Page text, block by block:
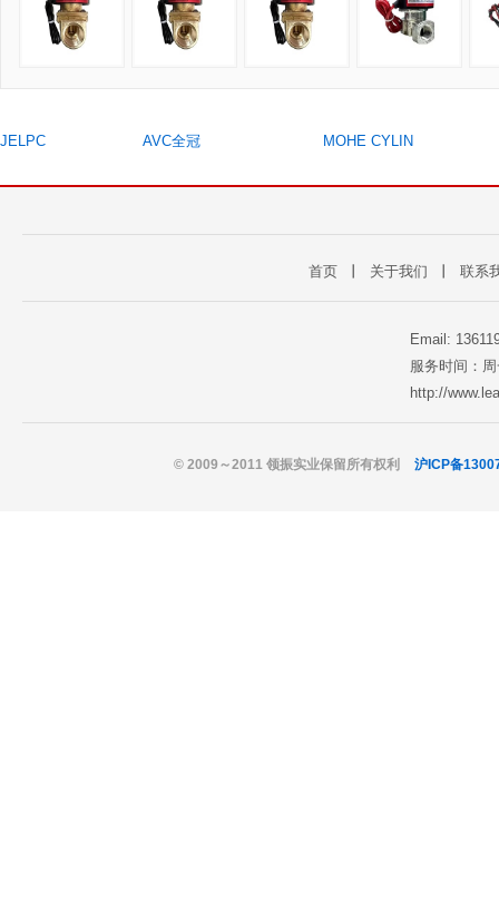
JELPC AVC全冠 MOHE CYLIN
首页 关于我们 联系
Email:
服务时间：
http://
© 2009～2011 领振实业保留所有权利 沪ICP备